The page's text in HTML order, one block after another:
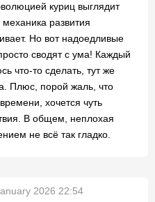
куриц выглядит
развития
Но вот надоедливые
сводят с ума! Каждый
что-то сделать, тут же
Плюс, порой жаль, что
хочется чуть
В общем, неплохая
не всё так гладко.
2026 22:54